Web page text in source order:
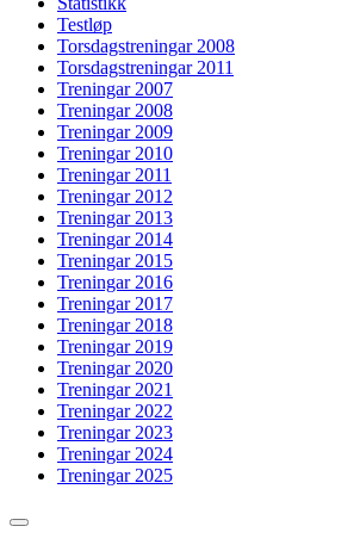
Testløp
Torsdagstreningar 2008
Torsdagstreningar 2011
Treningar 2007
Treningar 2008
Treningar 2009
Treningar 2010
Treningar 2011
Treningar 2012
Treningar 2013
Treningar 2014
Treningar 2015
Treningar 2016
Treningar 2017
Treningar 2018
Treningar 2019
Treningar 2020
Treningar 2021
Treningar 2022
Treningar 2023
Treningar 2024
Treningar 2025